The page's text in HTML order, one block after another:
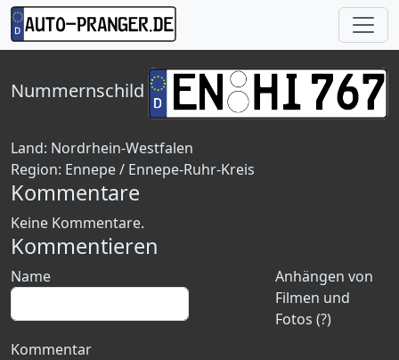
Nummernschild
Land: Nordrhein-Westfalen
Region: Ennepe / Ennepe-Ruhr-Kreis
Kommentare
Keine Kommentare.
Kommentieren
Anhängen von
Filmen und
Fotos (?)
Name
Kommentar